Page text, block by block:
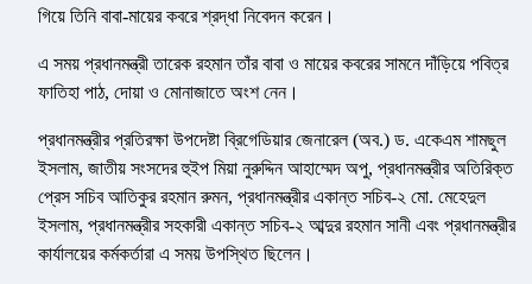
গিয়ে তিনি বাবা-মায়ের কবরে শ্রদ্ধা নিবেদন করেন।
এ সময় প্রধানমন্ত্রী তারেক রহমান তাঁর বাবা ও মায়ের কবরের সামনে দাঁড়িয়ে পবিত্র
ফাতিহা পাঠ, দোয়া ও মোনাজাতে অংশ নেন।
প্রধানমন্ত্রীর প্রতিরক্ষা উপদেষ্টা ব্রিগেডিয়ার জেনারেল (অব.) ড. একেএম শামছুল
ইসলাম, জাতীয় সংসদের হুইপ মিয়া নুরুদ্দিন আহাম্মেদ অপু, প্রধানমন্ত্রীর অতিরিক্ত
প্রেস সচিব আতিকুর রহমান রুমন, প্রধানমন্ত্রীর একান্ত সচিব-২ মো. মেহেদুল
ইসলাম, প্রধানমন্ত্রীর সহকারী একান্ত সচিব-২ আব্দুর রহমান সানী এবং প্রধানমন্ত্রীর
কার্যালয়ের কর্মকর্তারা এ সময় উপস্থিত ছিলেন।